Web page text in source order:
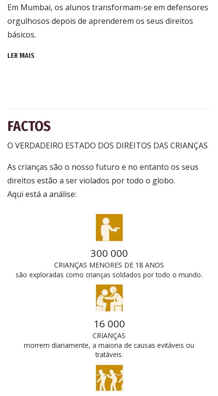
Em Mumbai, os alunos transformam-se em defensores
orgulhosos depois de aprenderem os seus direitos
básicos.
LER MAIS
FACTOS
O VERDADEIRO ESTADO DOS DIREITOS DAS CRIANÇAS
As crianças são o nosso futuro e no entanto os seus
direitos estão a ser violados por todo o globo.
Aqui está a análise:
300 000
CRIANÇAS MENORES DE 18 ANOS
são exploradas como crianças soldados por todo o mundo.
16 000
CRIANÇAS
morrem diariamente, a maioria de causas evitáveis ou
tratáveis.